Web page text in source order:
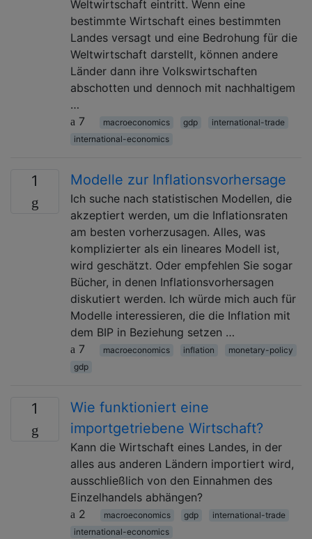
Weltwirtschaft eintritt. Wenn eine
bestimmte Wirtschaft eines bestimmten
Landes versagt und eine Bedrohung für die
Weltwirtschaft darstellt, können andere
Länder dann ihre Volkswirtschaften
abschotten und dennoch mit nachhaltigem
…
7
macroeconomics gdp
international-trade
international-economics
1 Modelle zur Inflationsvorhersage
Ich suche nach statistischen Modellen, die
akzeptiert werden, um die Inflationsraten
am besten vorherzusagen. Alles, was
komplizierter als ein lineares Modell ist,
wird geschätzt. Oder empfehlen Sie sogar
Bücher, in denen Inflationsvorhersagen
diskutiert werden. Ich würde mich auch für
Modelle interessieren, die die Inflation mit
dem BIP in Beziehung setzen …
7
macroeconomics inflation
monetary-policy
gdp
1
Wie funktioniert eine
importgetriebene Wirtschaft?
Kann die Wirtschaft eines Landes, in der
alles aus anderen Ländern importiert wird,
ausschließlich von den Einnahmen des
Einzelhandels abhängen?
2
macroeconomics gdp
international-trade
international-economics